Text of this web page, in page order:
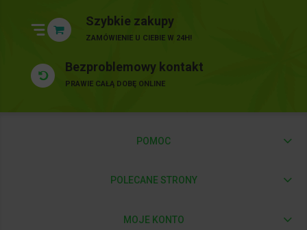
Szybkie zakupy
ZAMÓWIENIE U CIEBIE W 24H!
Bezproblemowy kontakt
PRAWIE CAŁĄ DOBĘ ONLINE
POMOC
POLECANE STRONY
MOJE KONTO